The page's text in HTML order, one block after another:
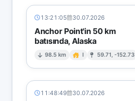
13:21:05 30.07.2026
Anchor Point'in 50 km
batısında, Alaska
98.5 km I 59.71, -152.73
11:48:49 30.07.2026